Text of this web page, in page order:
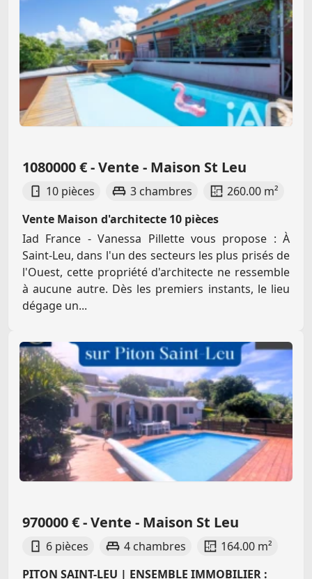
1080000 € - Vente - Maison St Leu
10 pièces 3 chambres
260.00 m²
Vente Maison d'architecte 10 pièces
Iad France - Vanessa Pillette vous propose : À
Saint-Leu, dans l'un des secteurs les plus prisés de
l'Ouest, cette propriété d'architecte ne ressemble
à aucune autre. Dès les premiers instants, le lieu
dégage un...
970000 € - Vente - Maison St Leu
6 pièces 4 chambres
164.00 m²
PITON SAINT-LEU | ENSEMBLE IMMOBILIER :